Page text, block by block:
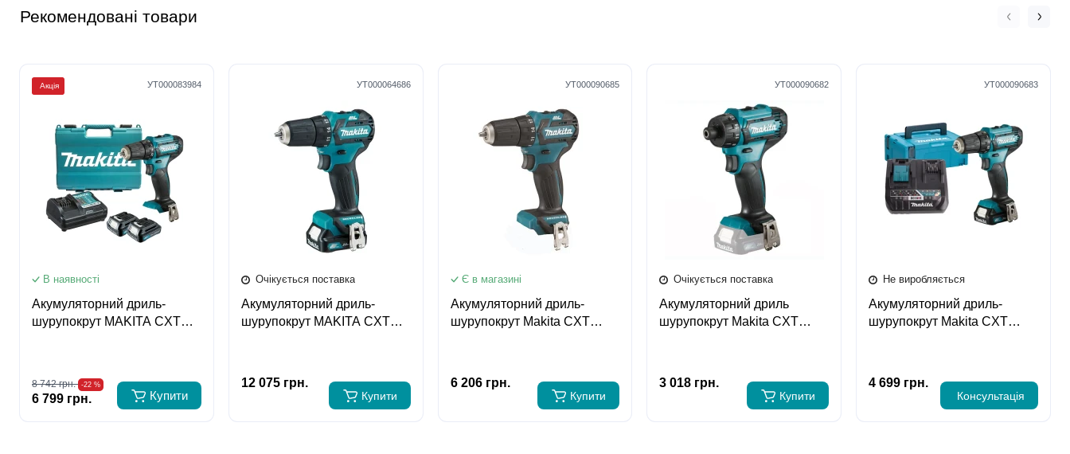
Рекомендовані товари
УТ000083984
Акція
В наявності
Акумуляторний дриль-
шурупокрут MAKITA CXT
8 742 грн. -22 %
6 799 грн. Купити
УТ000064686
Очікується поставка
Акумуляторний дриль-
шурупокрут MAKITA CXT
12 075 грн.
Купити
УТ000090685
Є в магазині
Акумуляторний дриль-
шурупокрут Makita CXT
6 206 грн.
Купити
УТ000090682
Очікується поставка
Акумуляторний дриль
шурупокрут Makita CXT
3 018 грн.
Купити
УТ000090683
Не виробляється
Акумуляторний дриль-
шурупокрут Makita CXT
4 699 грн.
Консультація